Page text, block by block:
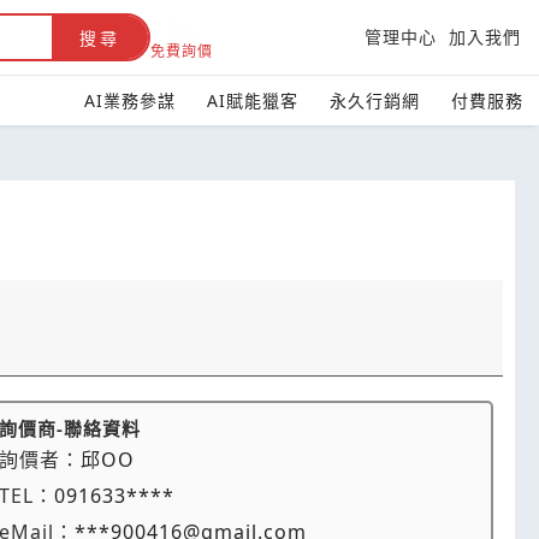
搜尋
免費詢價
管理中心 加入我們
AI業務參謀 AI賦能獵客 永久行銷網 付費服務
詢價商-聯絡資料
詢價者：邱OO
TEL：091633****
eMail：***900416@gmail.com